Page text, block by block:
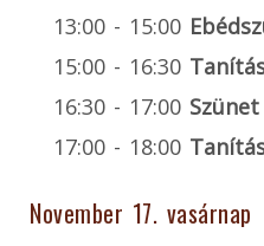
13:00 - 15:00
15:00 - 16:30
16:30 - 17:00 Szünet
17:00 - 18:00
November 17. vasárnap